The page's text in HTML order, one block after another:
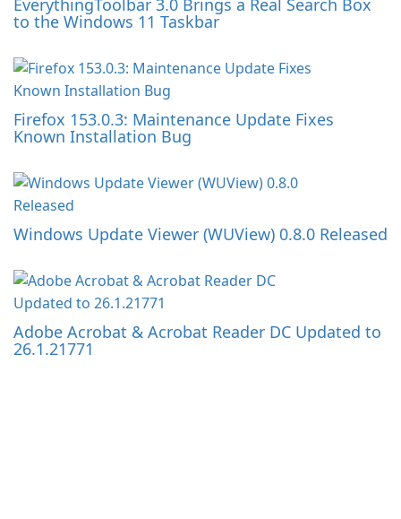
EverythingToolbar 3.0 Brings a Real Search Box
to the Windows 11 Taskbar
Firefox 153.0.3: Maintenance Update Fixes
Known Installation Bug
Windows Update Viewer (WUView) 0.8.0 Released
Adobe Acrobat & Acrobat Reader DC Updated to
26.1.21771